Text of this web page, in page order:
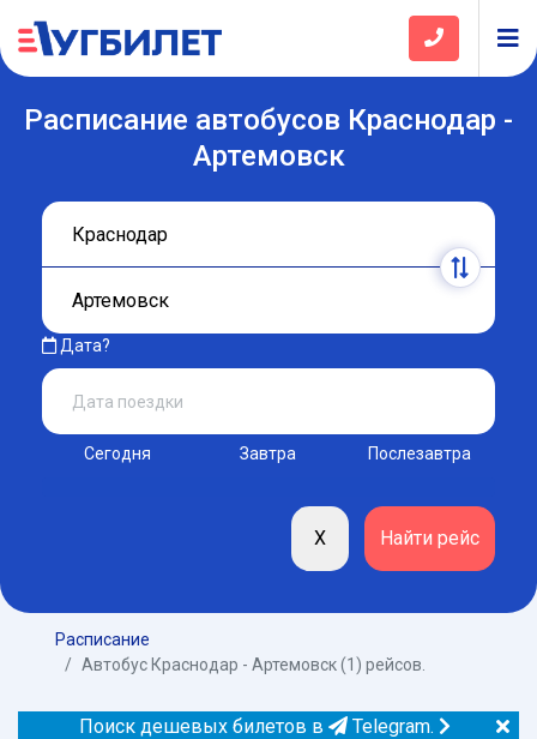
Расписание автобусов Краснодар -
Артемовск
Дата?
Сегодня Завтра Послезавтра
Расписание
Автобус Краснодар - Артемовск (1) рейсов.
Поиск дешевых билетов в Telegram.